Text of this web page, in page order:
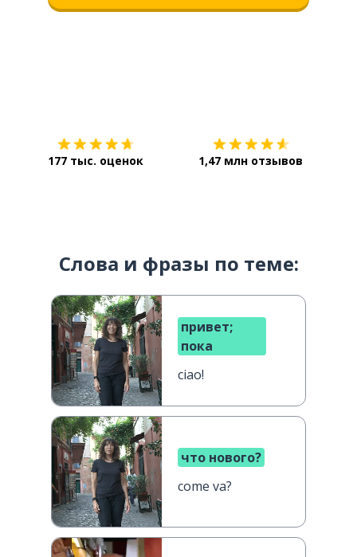
177 тыс. оценок 1,47 млн отзывов
Слова и фразы по теме:
привет;
пока
ciao!
что нового?
come va?